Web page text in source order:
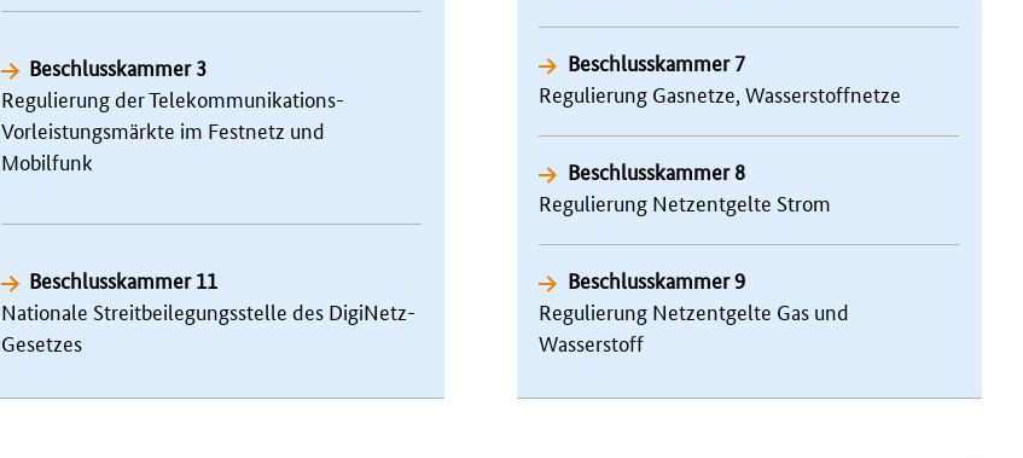
Beschlusskammer 3
Regulierung der Tele­kommunikations-
Vorleistungs­märkte im Festnetz und
Mobilfunk
Beschlusskammer 11
Nationale Streit­beilegungs­stelle des DigiNetz-
Gesetzes
Beschlusskammer 7
Regulierung Gasnetze, Wasserstoffnetze
Beschlusskammer 8
Regulierung Netzentgelte Strom
Beschlusskammer 9
Regulierung Netzentgelte Gas und
Wasserstoff